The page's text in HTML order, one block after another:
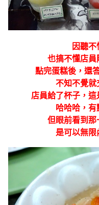
因聽不
也搞不懂店員
點完蛋糕後，還
不知不覺就
店員給了杯子，這
哈哈哈，有
但眼前看到那
是可以無限